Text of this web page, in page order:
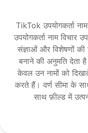
TikTok उपयोगकर्ता
उपयोगकर्ता नाम
संज्ञाओं और विशेषणों
बनाने की अनुमति देता
केवल उन नामों को
करते हैं। वर्ण सीमा के
साथ फ़ील्ड में